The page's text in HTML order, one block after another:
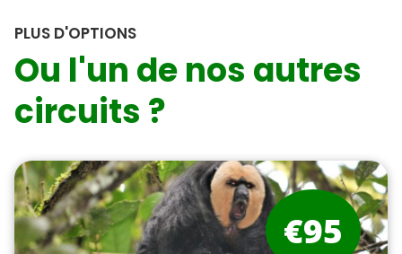
PLUS D'OPTIONS
Ou l'un de nos autres
circuits ?
€95